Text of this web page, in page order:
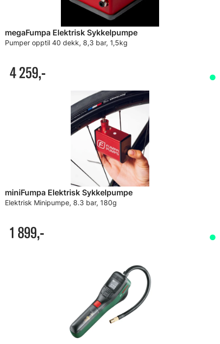
megaFumpa Elektrisk Sykkelpumpe
Pumper opptil 40 dekk, 8,3 bar, 1,5kg
4 259,-
miniFumpa Elektrisk Sykkelpumpe
Elektrisk Minipumpe, 8.3 bar, 180g
1 899,-